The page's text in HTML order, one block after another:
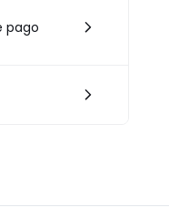
pago